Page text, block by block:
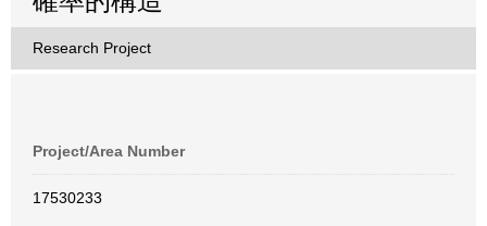
Research Project
Project/Area Number
17530233